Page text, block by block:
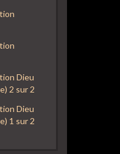
Dieu
2 sur 2
Dieu
1 sur 2